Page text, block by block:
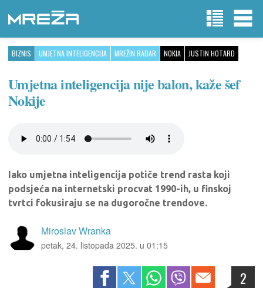
BIZNIS UMJETNA INTELIGENCIJA MREŽIN RADAR NOKIA JUSTIN HOTARD
Umjetna inteligencija nije balon, kaže šef
Nokije
Iako umjetna inteligencija potiče trend rasta koji
podsjeća na internetski procvat 1990-ih, u finskoj
tvrtci fokusiraju se na dugoročne trendove.
Miroslav Wranka
petak, 24. listopada 2025. u 01:15
2